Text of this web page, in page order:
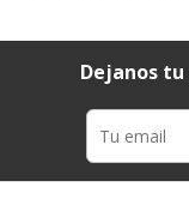
Dejanos